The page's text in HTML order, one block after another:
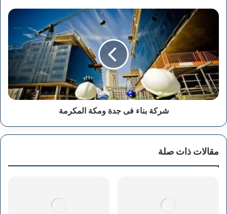
شركة
ومكة
المكرمة
شركة بناء فى جدة ومكة المكرمة
مقالات ذات صلة